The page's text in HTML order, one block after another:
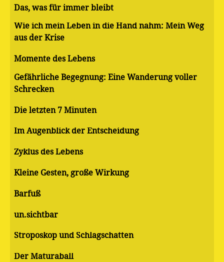
Das, was für immer bleibt
Wie ich mein Leben in die Hand nahm: Mein Weg
aus der Krise
Momente des Lebens
Gefährliche Begegnung: Eine Wanderung voller
Schrecken
Die letzten 7 Minuten
Im Augenblick der Entscheidung
Zyklus des Lebens
Kleine Gesten, große Wirkung
Barfuß
un.sichtbar
Stroposkop und Schlagschatten
Der Maturaball